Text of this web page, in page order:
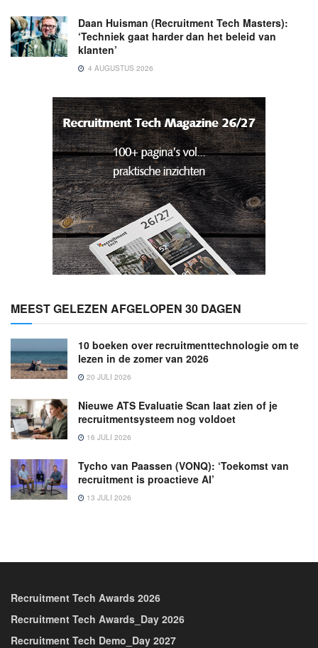
Daan Huisman (Recruitment Tech Masters):
‘Techniek gaat harder dan het beleid van
klanten’
4 AUGUSTUS 2026
MEEST GELEZEN AFGELOPEN 30 DAGEN
10 boeken over recruitmenttechnologie om te
lezen in de zomer van 2026
20 JULI 2026
Nieuwe ATS Evaluatie Scan laat zien of je
recruitmentsysteem nog voldoet
16 JULI 2026
Tycho van Paassen (VONQ): ‘Toekomst van
recruitment is proactieve AI’
13 JULI 2026
Recruitment Tech Awards 2026
Recruitment Tech Awards_Day 2026
Recruitment Tech Demo_Day 2027